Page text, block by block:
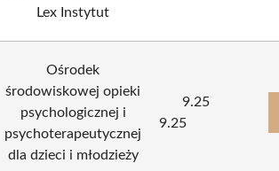
Lex Instytut
Ośrodek
środowiskowej opieki
psychologicznej i
psychoterapeutycznej
dla dzieci i młodzieży
9.25
9.25